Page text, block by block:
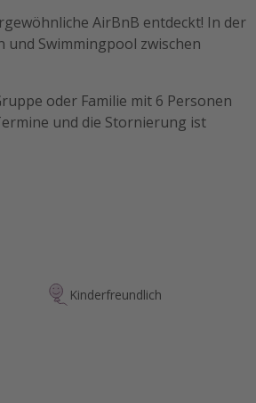
AirBnB entdeckt! In der
Swimmingpool zwischen
oder Familie mit 6 Personen
und die Stornierung ist
Kinderfreundlich